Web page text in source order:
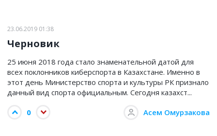
23.06.2019 01:38
Черновик
25 июня 2018 года стало знаменательной датой для
всех поклонников киберспорта в Казахстане. Именно в
этот день Министерство спорта и культуры РК признало
данный вид спорта официальным. Сегодня казахст...
0 Асем Омурзакова